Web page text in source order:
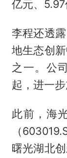
亿元、5.97
李程还透
地生态创
之一。公
起，进一步
此前，海
（
曙光湖北